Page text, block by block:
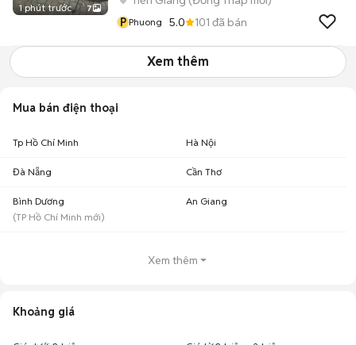
1 phút trước 7
P Phuong 5.0 101 đã bán
Xem thêm
Mua bán điện thoại
Tp Hồ Chí Minh Hà Nội
Đà Nẵng Cần Thơ
Bình Dương
(TP Hồ Chí Minh mới)
An Giang
Xem thêm
Khoảng giá